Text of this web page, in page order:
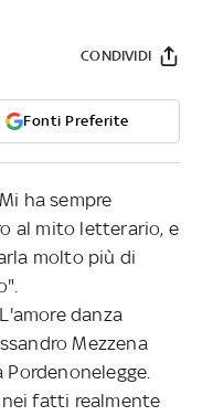
Fonti Preferite
CONDIVIDI
ha sempre
al mito letterario, e
molto più di
danza
Mezzena
fatti realmente